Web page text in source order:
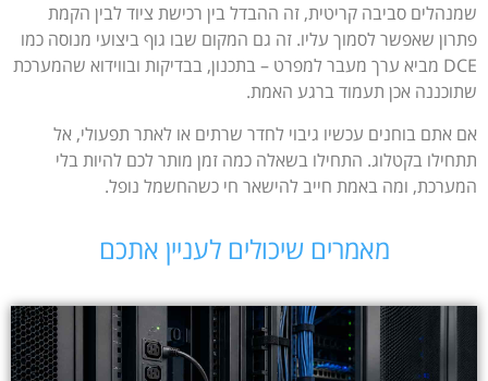
שמנהלים סביבה קריטית, זה ההבדל בין רכישת ציוד לבין הקמת
פתרון שאפשר לסמוך עליו. זה גם המקום שבו גוף ביצועי מנוסה כמו
DCE מביא ערך מעבר למפרט – בתכנון, בבדיקות ובווידוא שהמערכת
שתוכננה אכן תעמוד ברגע האמת.
אם אתם בוחנים עכשיו גיבוי לחדר שרתים או לאתר תפעולי, אל
תתחילו בקטלוג. התחילו בשאלה כמה זמן מותר לכם להיות בלי
המערכת, ומה באמת חייב להישאר חי כשהחשמל נופל.
מאמרים שיכולים לעניין אתכם